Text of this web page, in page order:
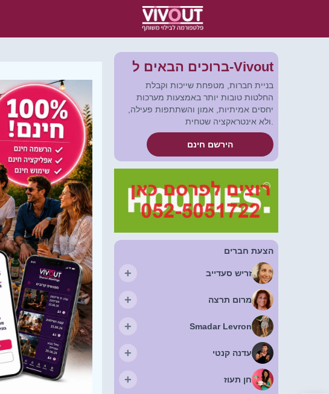
ברוכים הבאים ל-Vivout
בניית חברות, מטפחת שייכות וקבלת
החלטות טובות יותר באמצעות מערכות
יחסים אמיתיות, אמון והשתתפות פעילה,
הירשם חינם
הצעת חברים
זריש סעדייב +
מרום תרצה +
Smadar Levron
+
עדנה קנטי +
חן תעוז +